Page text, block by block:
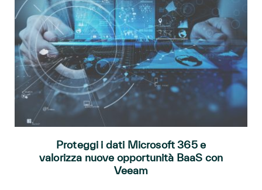
Proteggi i dati Microsoft 365 e
valorizza nuove opportunità BaaS con
Veeam